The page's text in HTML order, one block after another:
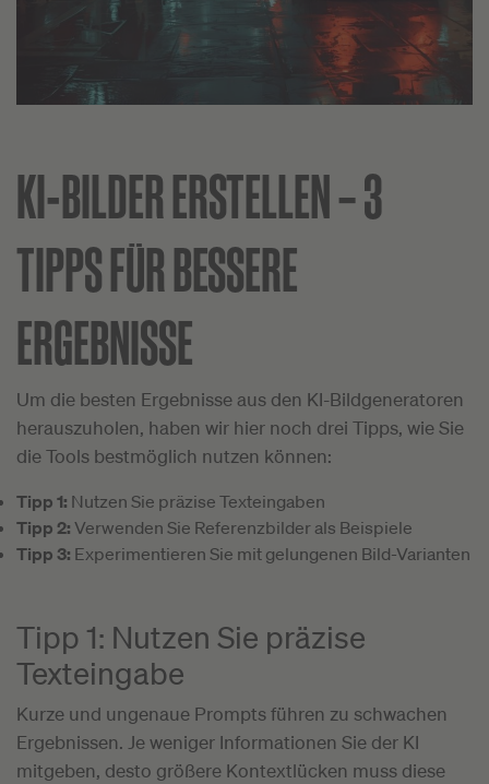
KI-BILDER ERSTELLEN – 3
TIPPS FÜR BESSERE
ERGEBNISSE
Um die besten Ergebnisse aus den KI-Bildgeneratoren
herauszuholen, haben wir hier noch drei Tipps, wie Sie
die Tools bestmöglich nutzen können:
Tipp 1: Nutzen Sie präzise Texteingaben
Tipp 2: Verwenden Sie Referenzbilder als Beispiele
Tipp 3: Experimentieren Sie mit gelungenen Bild-Varianten
Tipp 1: Nutzen Sie präzise
Texteingabe
Kurze und ungenaue Prompts führen zu schwachen
Ergebnissen. Je weniger Informationen Sie der KI
mitgeben, desto größere Kontextlücken muss diese